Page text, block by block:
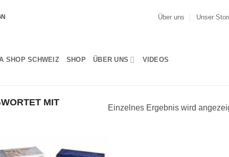
Über uns Unser
SHOP SCHWEIZ SHOP ÜBER UNS VIDEOS
MIT Einzelnes Ergebnis wird